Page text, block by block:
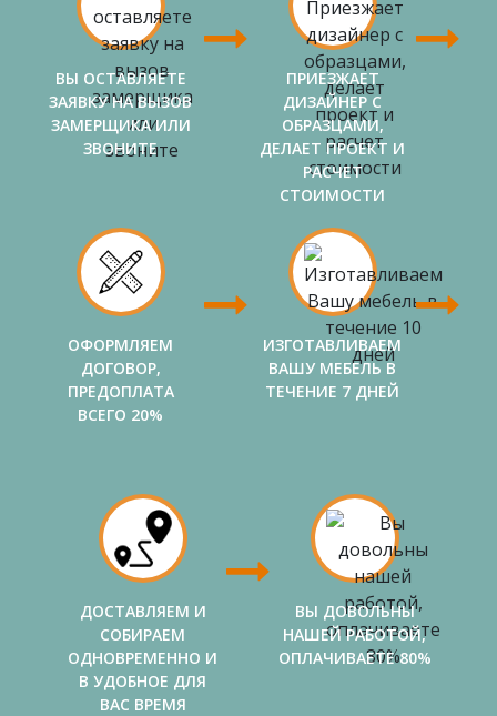
ВЫ ОСТАВЛЯЕТЕ
ЗАЯВКУ НА ВЫЗОВ
ЗАМЕРЩИКА ИЛИ
ЗВОНИТЕ
ПРИЕЗЖАЕТ
ДИЗАЙНЕР С
ОБРАЗЦАМИ,
ДЕЛАЕТ ПРОЕКТ И
РАСЧЕТ
СТОИМОСТИ
ОФОРМЛЯЕМ
ДОГОВОР,
ПРЕДОПЛАТА
ВСЕГО 20%
ИЗГОТАВЛИВАЕМ
ВАШУ МЕБЕЛЬ В
ТЕЧЕНИЕ 7 ДНЕЙ
ДОСТАВЛЯЕМ И
СОБИРАЕМ
ОДНОВРЕМЕННО И
В УДОБНОЕ ДЛЯ
ВАС ВРЕМЯ
ВЫ ДОВОЛЬНЫ
НАШЕЙ РАБОТОЙ,
ОПЛАЧИВАЕТЕ 80%